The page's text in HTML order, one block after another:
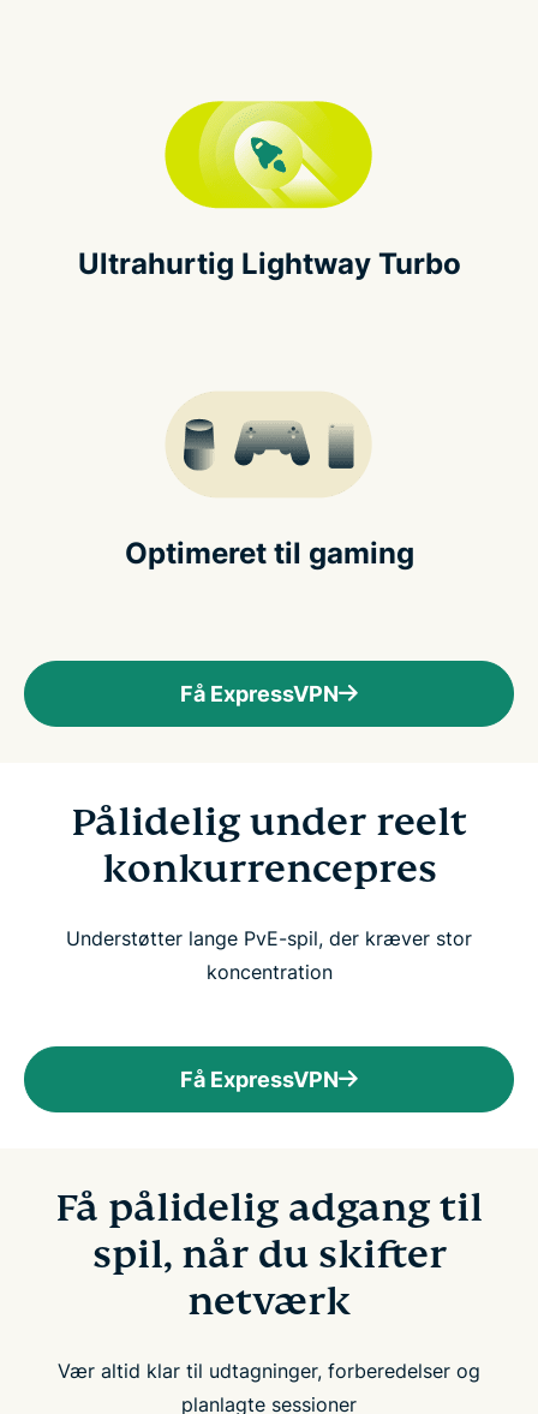
Ultrahurtig Lightway Turbo
Optimeret til gaming
Få ExpressVPN
Pålidelig under reelt
konkurrencepres
Understøtter lange PvE-spil, der kræver stor
koncentration
Få ExpressVPN
Få pålidelig adgang til
spil, når du skifter
netværk
Vær altid klar til udtagninger, forberedelser og
planlagte sessioner